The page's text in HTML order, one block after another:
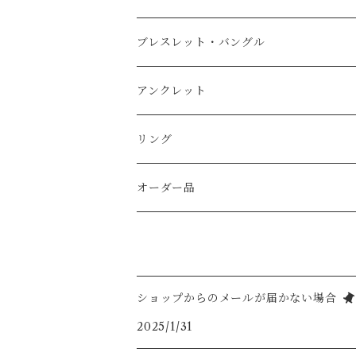
淡水パール
その他
ｋ14
天然石
天然石
シトリン
ラブライドライト
淡水パール
純銀（AS935sv）
K14gf
AS935sv ・925sv
天然石
AS935sv
天然石
真鍮メッキ
真鍮メッキ
コットンパール
ブレスレット・バングル
Ｋ14ｇｆ（ゴールドフィルド）
天然石
純銀（925sv AS935sv)
天然石
真鍮メッキ
アンクレット
純銀（ 925sv AS935sv )
天然石
真鍮メッキ
リング
K14gf
オーダー品
ショップからのメールが届かない場合
2025/1/31